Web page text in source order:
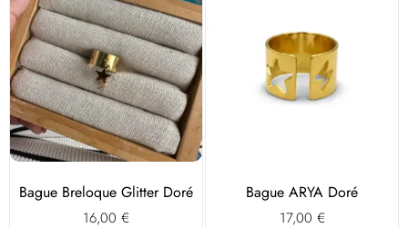
Bague Breloque Glitter Doré
16,00 €
Bague ARYA Doré
17,00 €